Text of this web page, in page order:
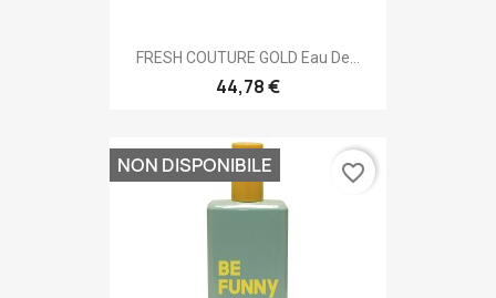
FRESH COUTURE GOLD Eau De...
44,78 €
NON DISPONIBILE favorite_border